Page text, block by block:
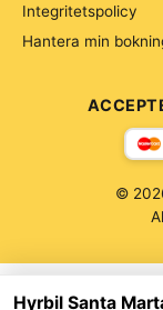
Hyrbil Santa
Integritetspolicy
Hantera min
©